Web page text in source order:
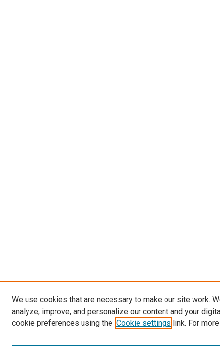
We use cookies that are necessary to make our site work.
analyze, improve, and personalize our content and your
cookie preferences using the Cookie settings link. For